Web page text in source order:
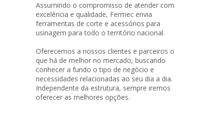
Assumindo o compromisso de atender com
excelência e qualidade, Fermec envia
ferramentas de corte e acessórios para
usinagem para todo o território nacional.
Oferecemos a nossos clientes e parceiros o
que há de melhor no mercado, buscando
conhecer a fundo o tipo de negócio e
necessidades relacionadas ao seu dia a dia.
Independente da estrutura, sempre iremos
oferecer as melhores opções.